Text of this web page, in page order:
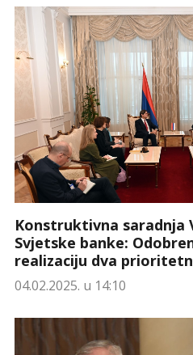
Konstruktivna saradnja
Svjetske banke:
realizaciju dva
04.02.2025. u 14:10